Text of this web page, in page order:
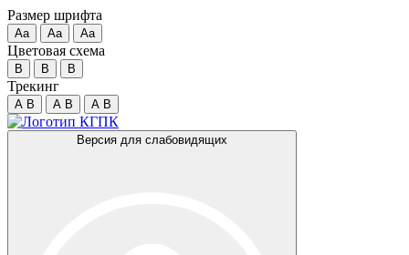
Размер шрифта
Аа Аа Аа
Цветовая схема
B B B
Трекинг
A B A B A B
Версия для слабовидящих